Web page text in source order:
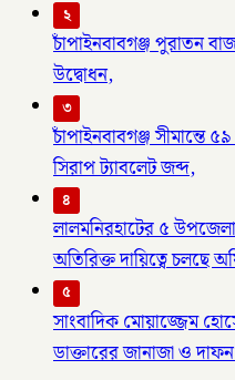
২
চাঁপাইনবাবগঞ্জ পুরাতন
উদ্বোধন,
৩
চাঁপাইনবাবগঞ্জ সীমান্তে
সিরাপ ট্যাবলেট জব্দ,
৪
লালমনিরহাটের ৫
অতিরিক্ত দায়িত্বে চলছে
৫
সাংবাদিক মোয়াজ্জেম
ডাক্তারের জানাজা ও